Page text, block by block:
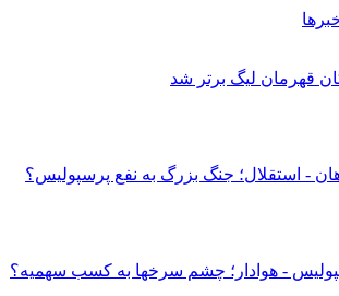
قهرمان لیگ برتر شد
- استقلال؛ جنگ بزرگ به نفع پرسپولیس؟
- هوادار؛ چشم سرخها به کسب سهمیه؟